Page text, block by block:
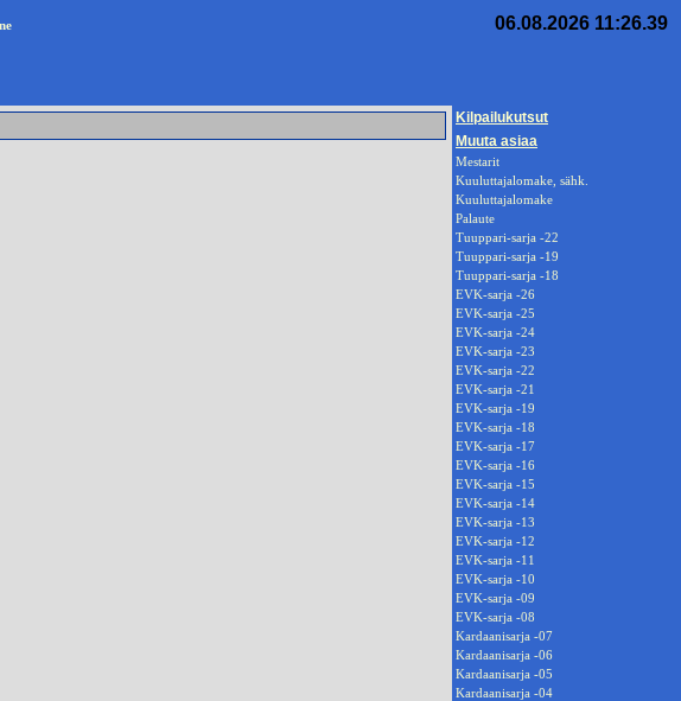
06.08.2026 11:26.39
Kilpailukutsut
Muuta asiaa
Mestarit
Kuuluttajalomake, sähk.
Kuuluttajalomake
Palaute
Tuuppari-sarja -22
Tuuppari-sarja -19
Tuuppari-sarja -18
EVK-sarja -26
EVK-sarja -25
EVK-sarja -24
EVK-sarja -23
EVK-sarja -22
EVK-sarja -21
EVK-sarja -19
EVK-sarja -18
EVK-sarja -17
EVK-sarja -16
EVK-sarja -15
EVK-sarja -14
EVK-sarja -13
EVK-sarja -12
EVK-sarja -11
EVK-sarja -10
EVK-sarja -09
EVK-sarja -08
Kardaanisarja -07
Kardaanisarja -06
Kardaanisarja -05
Kardaanisarja -04